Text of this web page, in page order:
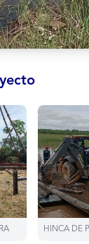
HINCA DE